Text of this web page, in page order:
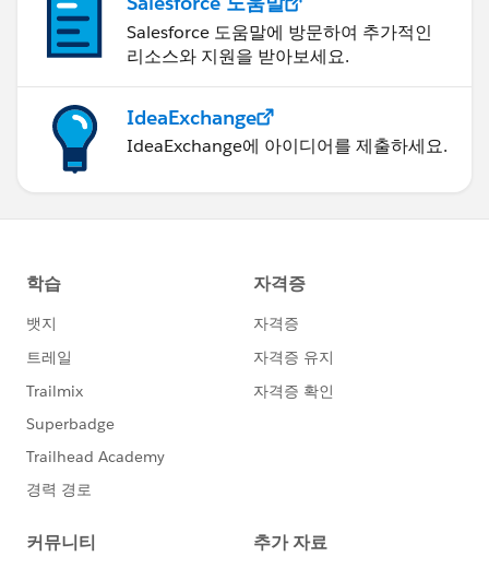
Salesforce 도움말에 방문하여 추가적인
리소스와 지원을 받아보세요.
IdeaExchange
IdeaExchange에 아이디어를 제출하세요.